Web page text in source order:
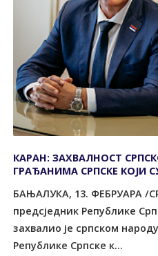
КАРАН: ЗАХВАЛНОСТ
ГРАЂАНИМА СРПСКЕ КОЈИ
БАЊАЛУКА, 13. ФЕБРУАРА /
предсједник Републике
захвалио је српском
Републике Српске к...